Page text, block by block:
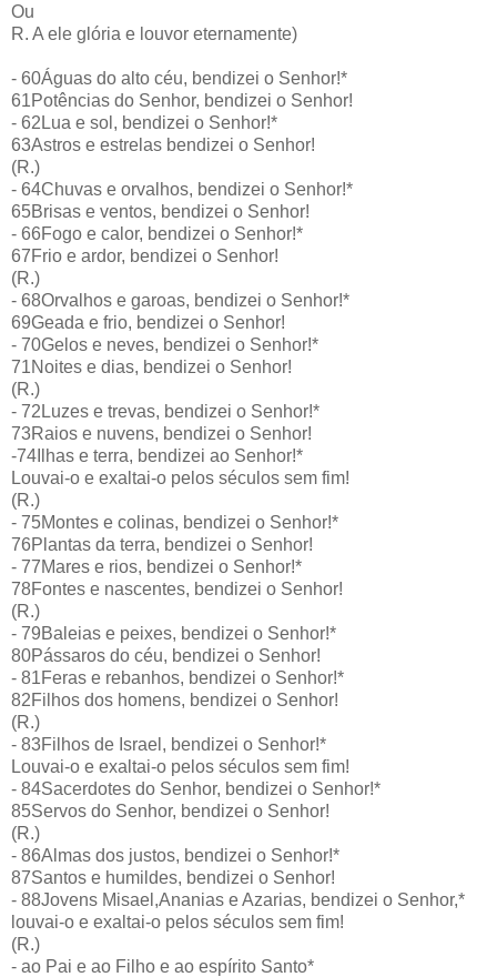
Ou
R. A ele glória e louvor eternamente)
- 60Águas do alto céu, bendizei o Senhor!*
61Potências do Senhor, bendizei o Senhor!
- 62Lua e sol, bendizei o Senhor!*
63Astros e estrelas bendizei o Senhor!
(R.)
- 64Chuvas e orvalhos, bendizei o Senhor!*
65Brisas e ventos, bendizei o Senhor!
- 66Fogo e calor, bendizei o Senhor!*
67Frio e ardor, bendizei o Senhor!
(R.)
- 68Orvalhos e garoas, bendizei o Senhor!*
69Geada e frio, bendizei o Senhor!
- 70Gelos e neves, bendizei o Senhor!*
71Noites e dias, bendizei o Senhor!
(R.)
- 72Luzes e trevas, bendizei o Senhor!*
73Raios e nuvens, bendizei o Senhor!
-74Ilhas e terra, bendizei ao Senhor!*
Louvai-o e exaltai-o pelos séculos sem fim!
(R.)
- 75Montes e colinas, bendizei o Senhor!*
76Plantas da terra, bendizei o Senhor!
- 77Mares e rios, bendizei o Senhor!*
78Fontes e nascentes, bendizei o Senhor!
(R.)
- 79Baleias e peixes, bendizei o Senhor!*
80Pássaros do céu, bendizei o Senhor!
- 81Feras e rebanhos, bendizei o Senhor!*
82Filhos dos homens, bendizei o Senhor!
(R.)
- 83Filhos de Israel, bendizei o Senhor!*
Louvai-o e exaltai-o pelos séculos sem fim!
- 84Sacerdotes do Senhor, bendizei o Senhor!*
85Servos do Senhor, bendizei o Senhor!
(R.)
- 86Almas dos justos, bendizei o Senhor!*
87Santos e humildes, bendizei o Senhor!
- 88Jovens Misael,Ananias e Azarias, bendizei o Senhor,*
louvai-o e exaltai-o pelos séculos sem fim!
(R.)
- ao Pai e ao Filho e ao espírito Santo*